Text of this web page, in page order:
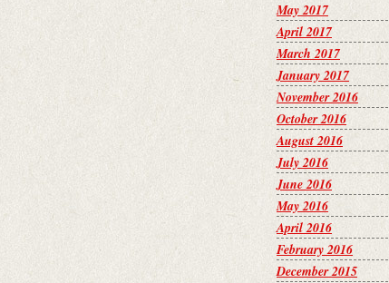
May 2017
April 2017
March 2017
January 2017
November 2016
October 2016
August 2016
July 2016
June 2016
May 2016
April 2016
February 2016
December 2015